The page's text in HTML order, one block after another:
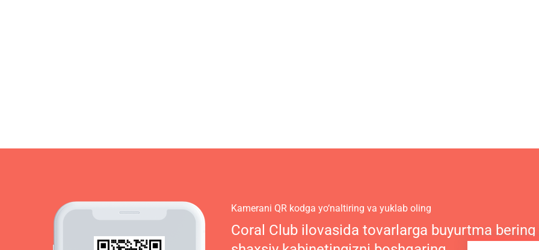
Kamerani QR kodga yo‘naltiring va yuklab oling
Coral Club ilovasida tovarlarga buyurtma bering